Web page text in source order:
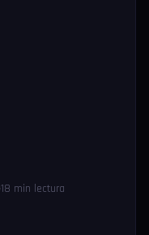
18 min lectura